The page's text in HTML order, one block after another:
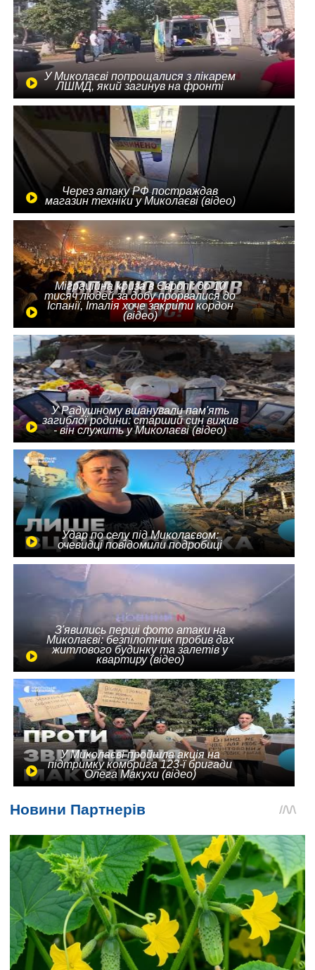
У Миколаєві попрощалися з лікарем
ЛШМД, який загинув на фронті
Через атаку РФ постраждав
магазин техніки у Миколаєві (відео)
Міграційна криза в Європі: до 10
тисяч людей за добу прорвалися до
Іспанії, Італія хоче закрити кордон
(відео)
У Радушному вшанували пам'ять
загиблої родини: старший син вижив
- він служить у Миколаєві (відео)
Удар по селу під Миколаєвом:
очевидці повідомили подробиці
З'явились перші фото атаки на
Миколаєві: безпілотник пробив дах
житлового будинку та залетів у
квартиру (відео)
У Миколаєві пройшла акція на
підтримку комбрига 123-ї бригади
Олега Макухи (відео)